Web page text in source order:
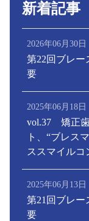
新着記事
2026年06月30日
第22回ブレ
要
2025年06月18日
vol.37 矯正
ト、“ブレス
ススマイルコ
2025年06月13日
第21回ブレ
要